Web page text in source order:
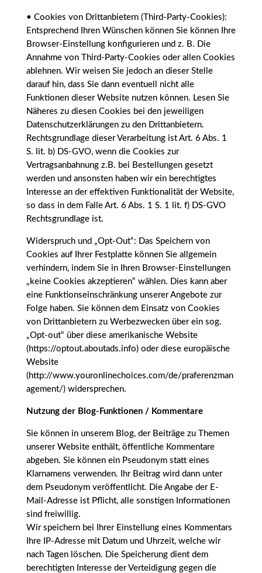
• Cookies von Drittanbietern (Third-Party-Cookies):
Entsprechend Ihren Wünschen können Sie können Ihre
Browser-Einstellung konfigurieren und z. B. Die
Annahme von Third-Party-Cookies oder allen Cookies
ablehnen. Wir weisen Sie jedoch an dieser Stelle
darauf hin, dass Sie dann eventuell nicht alle
Funktionen dieser Website nutzen können. Lesen Sie
Näheres zu diesen Cookies bei den jeweiligen
Datenschutzerklärungen zu den Drittanbietern.
Rechtsgrundlage dieser Verarbeitung ist Art. 6 Abs. 1
S. lit. b) DS-GVO, wenn die Cookies zur
Vertragsanbahnung z.B. bei Bestellungen gesetzt
werden und ansonsten haben wir ein berechtigtes
Interesse an der effektiven Funktionalität der Website,
so dass in dem Falle Art. 6 Abs. 1 S. 1 lit. f) DS-GVO
Rechtsgrundlage ist.
Widerspruch und „Opt-Out“: Das Speichern von
Cookies auf Ihrer Festplatte können Sie allgemein
verhindern, indem Sie in Ihren Browser-Einstellungen
„keine Cookies akzeptieren“ wählen. Dies kann aber
eine Funktionseinschränkung unserer Angebote zur
Folge haben. Sie können dem Einsatz von Cookies
von Drittanbietern zu Werbezwecken über ein sog.
„Opt-out“ über diese amerikanische Website
(https://optout.aboutads.info) oder diese europäische
Website
(http://www.youronlinechoices.com/de/praferenzman
agement/) widersprechen.
Nutzung der Blog-Funktionen / Kommentare
Sie können in unserem Blog, der Beiträge zu Themen
unserer Website enthält, öffentliche Kommentare
abgeben. Sie können ein Pseudonym statt eines
Klarnamens verwenden. Ihr Beitrag wird dann unter
dem Pseudonym veröffentlicht. Die Angabe der E-
Mail-Adresse ist Pflicht, alle sonstigen Informationen
sind freiwillig.
Wir speichern bei Ihrer Einstellung eines Kommentars
Ihre IP-Adresse mit Datum und Uhrzeit, welche wir
nach Tagen löschen. Die Speicherung dient dem
berechtigten Interesse der Verteidigung gegen die